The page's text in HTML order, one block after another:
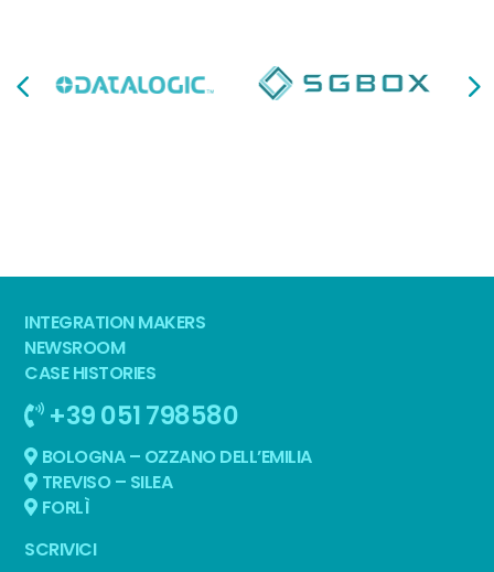
INTEGRATION MAKERS
NEWSROOM
CASE HISTORIES
+39 051 798580
BOLOGNA – OZZANO DELL’EMILIA
TREVISO – SILEA
FORLÌ
SCRIVICI